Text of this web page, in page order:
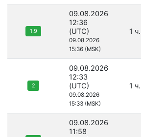
1.9
09.08.2026
12:36
(UTC)
09.08.2026
15:36 (MSK)
1 ч.
2
09.08.2026
12:33
(UTC)
09.08.2026
15:33 (MSK)
1 ч.
09.08.2026
11:58